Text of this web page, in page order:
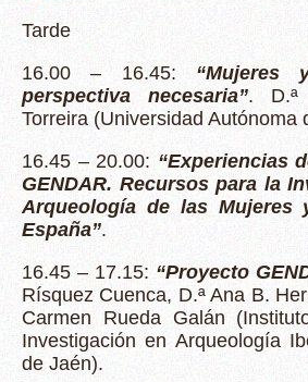
Tarde
16.00 – 16.45: “Mujeres
perspectiva necesaria”. D.ª
Torreira (Universidad Autónoma
16.45 – 20.00: “Experiencias
GENDAR. Recursos para la
Arqueología de las Mujeres
España”.
16.45 – 17.15: “Proyecto
Rísquez Cuenca, D.ª Ana B.
Carmen Rueda Galán
Investigación en Arqueología
de Jaén).